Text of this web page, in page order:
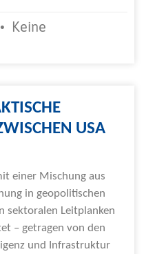
Keine
USA
einer Mischung aus
in geopolitischen
sektoralen Leitplanken
– getragen von den
und Infrastruktur